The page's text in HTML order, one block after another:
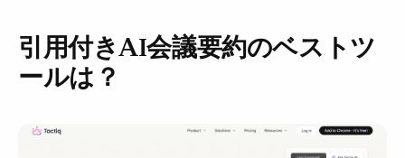
引用付きAI会議要約のベストツ
ールは？